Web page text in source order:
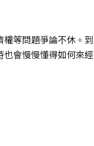
等問題爭論不休。到
也會慢慢懂得如何來經